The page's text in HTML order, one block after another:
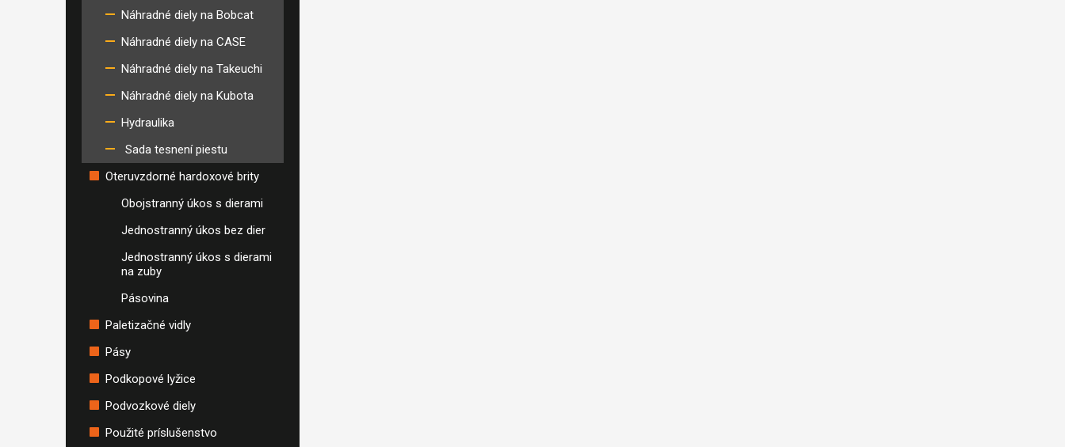
Náhradné diely na Bobcat
Náhradné diely na CASE
Náhradné diely na Takeuchi
Náhradné diely na Kubota
Hydraulika
Sada tesnení piestu
Oteruvzdorné hardoxové brity
Obojstranný úkos s dierami
Jednostranný úkos bez dier
Jednostranný úkos s dierami
na zuby
Pásovina
Paletizačné vidly
Pásy
Podkopové lyžice
Podvozkové diely
Použité príslušenstvo